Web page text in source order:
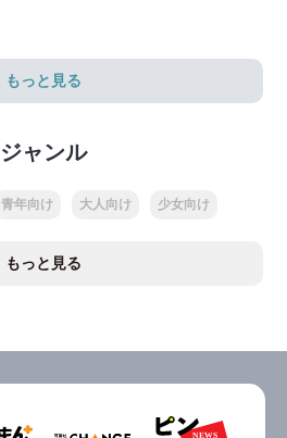
もっと見る
ジャンル
青年向け 大人向け 少女向け
もっと見る